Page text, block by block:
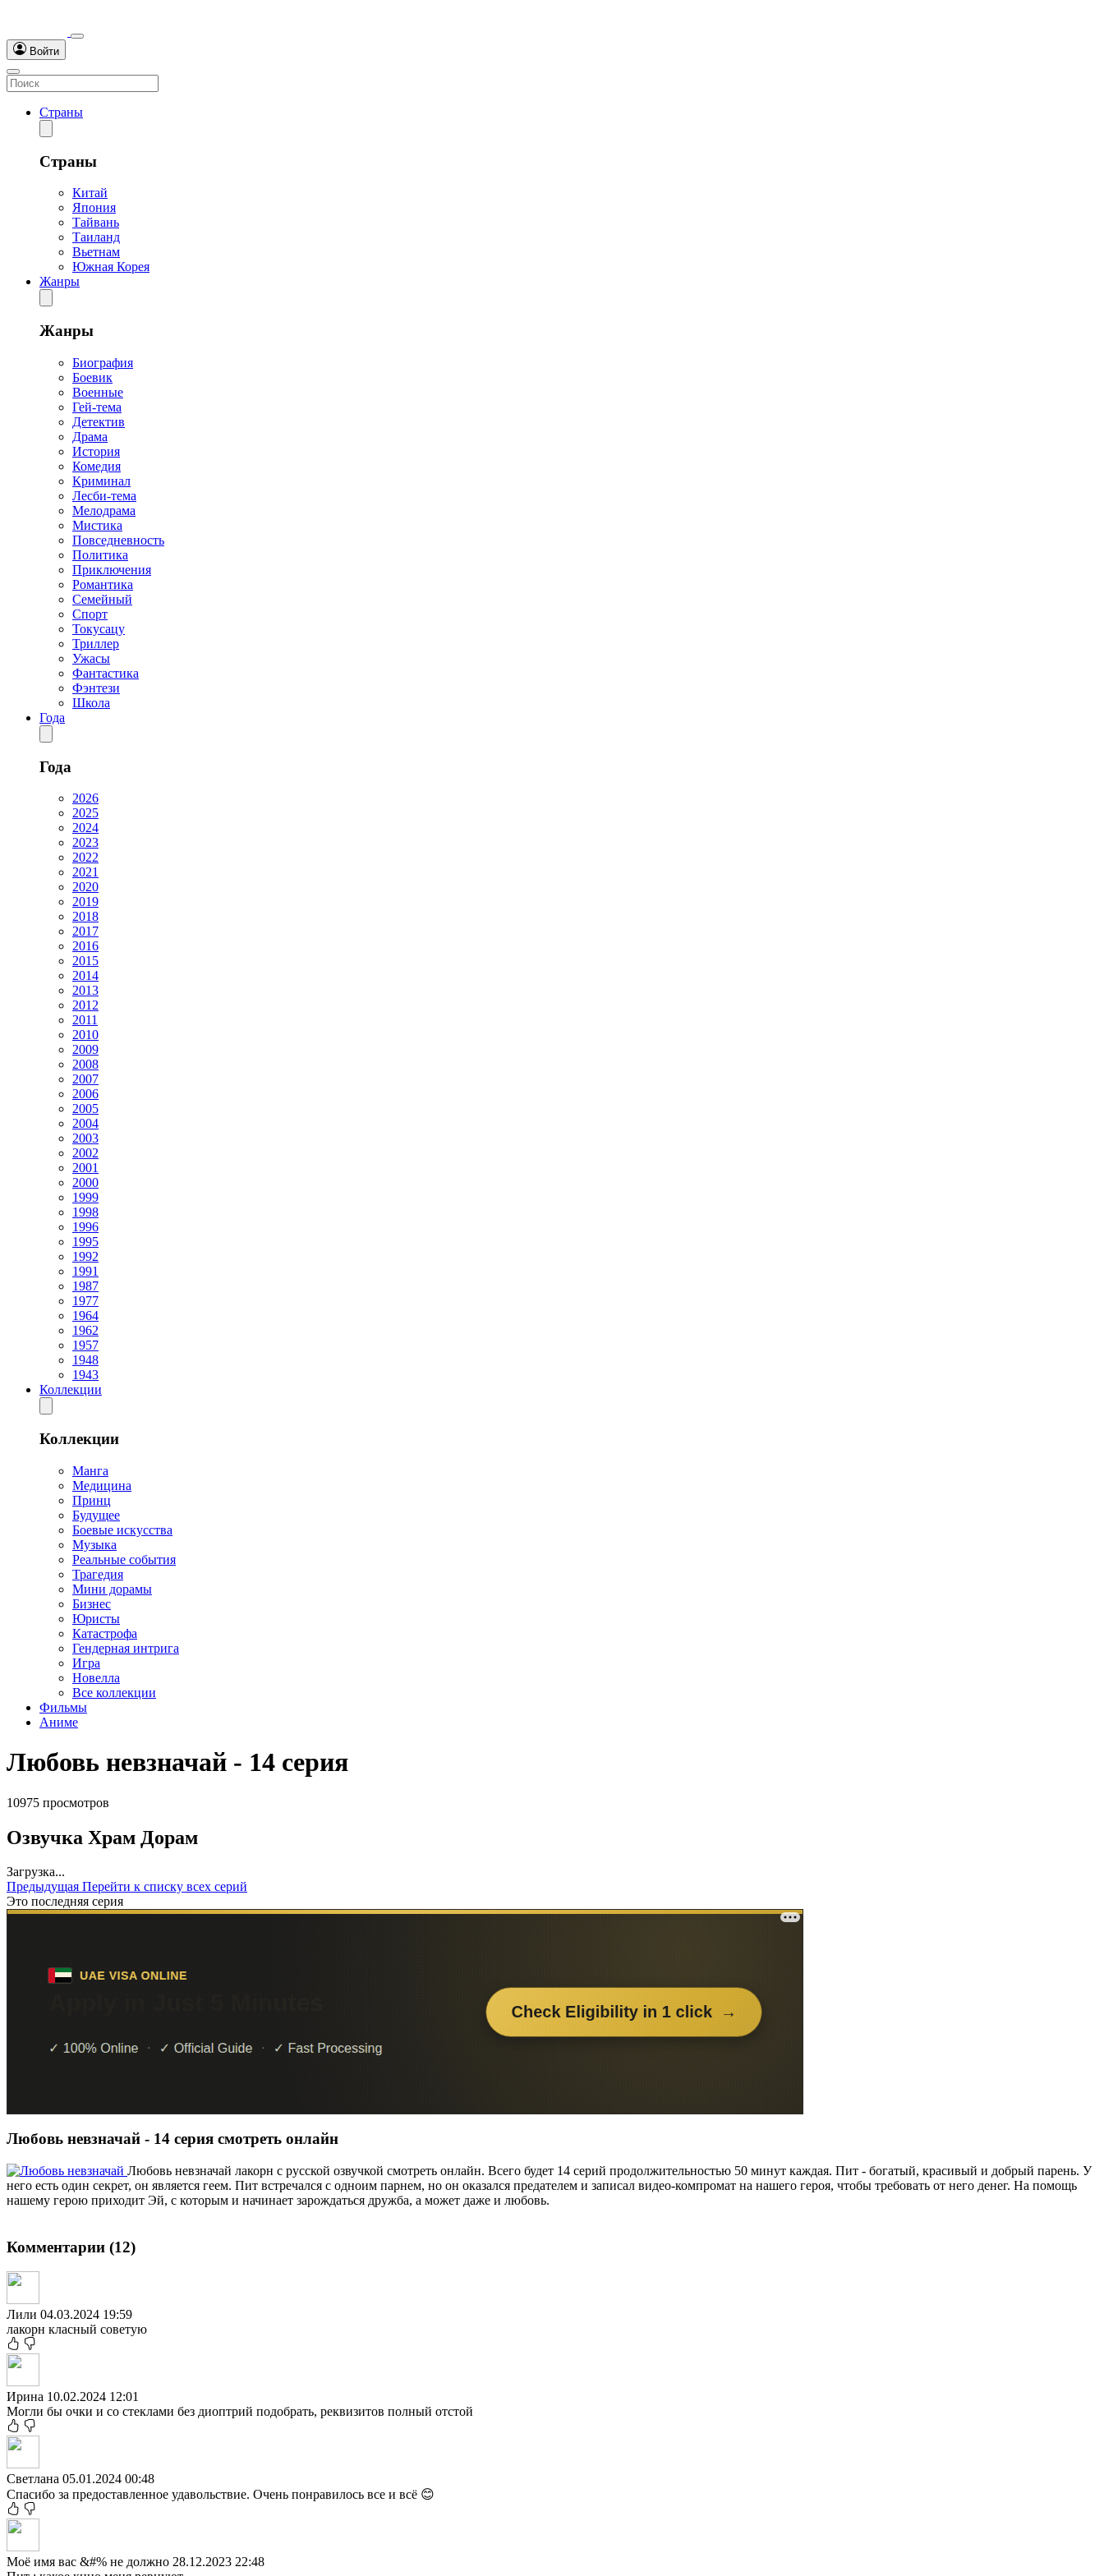
Войти
Страны
Страны
Китай
Япония
Тайвань
Таиланд
Вьетнам
Южная Корея
Жанры
Жанры
Биография
Боевик
Военные
Гей-тема
Детектив
Драма
История
Комедия
Криминал
Лесби-тема
Мелодрама
Мистика
Повседневность
Политика
Приключения
Романтика
Семейный
Спорт
Токусацу
Триллер
Ужасы
Фантастика
Фэнтези
Школа
Года
Года
2026
2025
2024
2023
2022
2021
2020
2019
2018
2017
2016
2015
2014
2013
2012
2011
2010
2009
2008
2007
2006
2005
2004
2003
2002
2001
2000
1999
1998
1996
1995
1992
1991
1987
1977
1964
1962
1957
1948
1943
Коллекции
Коллекции
Манга
Медицина
Принц
Будущее
Боевые искусства
Музыка
Реальные события
Трагедия
Мини дорамы
Бизнес
Юристы
Катастрофа
Гендерная интрига
Игра
Новелла
Все коллекции
Фильмы
Аниме
Любовь невзначай - 14 серия
10975 просмотров
Озвучка Храм Дорам
Загрузка...
Предыдущая Перейти к списку всех серий
Это последняя серия
Любовь невзначай - 14 серия смотреть онлайн
Любовь невзначай лакорн с русской озвучкой смотреть онлайн. Всего будет 14 серий продолжительностью 50 минут каждая. Пит - богатый, красивый и добрый парень. У
него есть один секрет, он является геем. Пит встречался с одноим парнем, но он оказался предателем и записал видео-компромат на нашего героя, чтобы требовать от него денег. На помощь
нашему герою приходит Эй, с которым и начинает зарождаться дружба, а может даже и любовь.
Комментарии (12)
Лили 04.03.2024 19:59
лакорн класный советую
Ирина 10.02.2024 12:01
Могли бы очки и со стеклами без диоптрий подобрать, реквизитов полный отстой
Светлана 05.01.2024 00:48
Спасибо за предоставленное удавольствие. Очень понравилось все и всё 😊
Моё имя вас &#% не должно 28.12.2023 22:48